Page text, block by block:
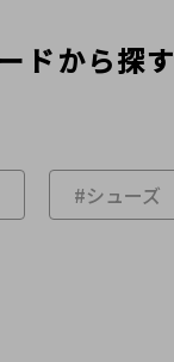
ドから探す
#シューズ